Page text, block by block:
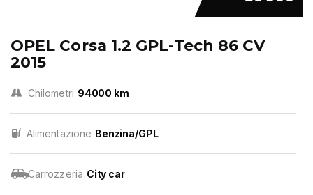
OPEL Corsa 1.2 GPL-Tech 86 CV
2015
Chilometri 94000 km
Alimentazione Benzina/GPL
Carrozzeria City car